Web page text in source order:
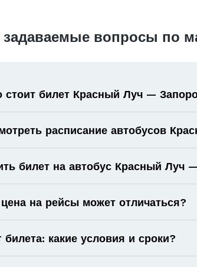
задаваемые вопросы по
стоит билет Красный Луч —
расписание автобусов
билет на автобус Красный Луч
на рейсы может отличаться?
билета: какие условия и сроки?